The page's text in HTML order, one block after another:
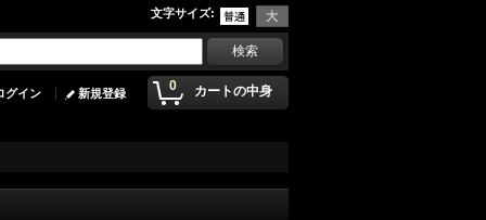
文字サイズ:
0 カートの中身
グイン 新規登録